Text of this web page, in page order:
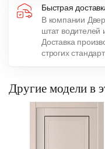
Быстрая
В компании
штат водителей
Доставка
строгих
Другие модели в